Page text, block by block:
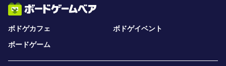
ボドゲカフェ
ボドゲイベント
ボードゲーム